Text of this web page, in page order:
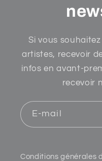
Si vous
artistes, recevoir
infos en avant-
recevoir
E-mail
Conditions générales